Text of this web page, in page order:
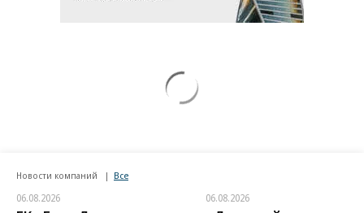
Новости компаний Все
06.08.2026 06.08.2026